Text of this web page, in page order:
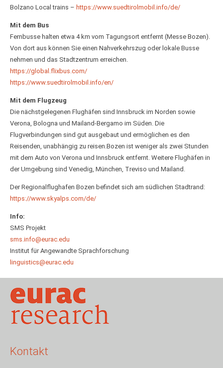
Bolzano Local trains – https://www.suedtirolmobil.info/de/
Mit dem Bus
Fernbusse halten etwa 4 km vom Tagungsort entfernt (Messe Bozen).
Von dort aus können Sie einen Nahverkehrszug oder lokale Busse
nehmen und das Stadtzentrum erreichen.
https://global.flixbus.com/
https://www.suedtirolmobil.info/en/
Mit dem Flugzeug
Die nächstgelegenen Flughäfen sind Innsbruck im Norden sowie
Verona, Bologna und Mailand-Bergamo im Süden. Die
Flugverbindungen sind gut ausgebaut und ermöglichen es den
Reisenden, unabhängig zu reisen.Bozen ist weniger als zwei Stunden
mit dem Auto von Verona und Innsbruck entfernt. Weitere Flughäfen in
der Umgebung sind Venedig, München, Treviso und Mailand.
Der Regionalflughafen Bozen befindet sich am südlichen Stadtrand:
https://www.skyalps.com/de/
Info:
SMS Projekt
sms.info@eurac.edu
Institut für Angewandte Sprachforschung
linguistics@eurac.edu
Kontakt